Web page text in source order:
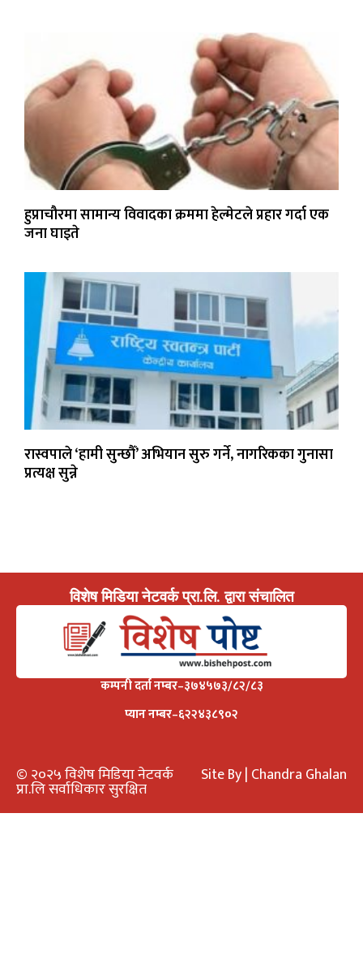
हुप्राचौरमा सामान्य विवादका क्रममा हेल्मेटले प्रहार गर्दा एक
जना घाइते
रास्वपाले ‘हामी सुन्छौँ’ अभियान सुरु गर्ने, नागरिकका गुनासा
प्रत्यक्ष सुन्ने
विशेष मिडिया नेटवर्क प्रा.लि. द्वारा संचालित
कम्पनी दर्ता नम्बर–३७४५७३/८२/८३
प्यान नम्बर–६२२४३८९०२
© २०२५ विशेष मिडिया नेटवर्क
प्रा.लि सर्वाधिकार सुरक्षित
Site By | Chandra Ghalan